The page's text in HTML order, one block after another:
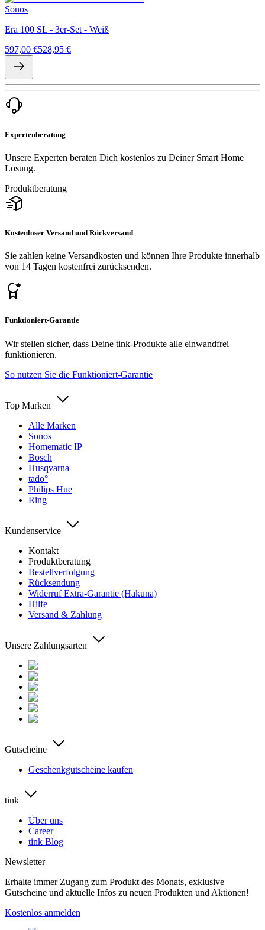
Sonos
Era 100 SL - 3er-Set - Weiß
597,00 €528,95 €
Expertenberatung
Unsere Experten beraten Dich kostenlos zu Deiner Smart Home
Lösung.
Produktberatung
Kostenloser Versand und Rückversand
Sie zahlen keine Versandkosten und können Ihre Produkte innerhalb
von 14 Tagen kostenfrei zurücksenden.
Funktioniert-Garantie
Wir stellen sicher, dass Deine tink-Produkte alle einwandfrei
funktionieren.
So nutzen Sie die Funktioniert-Garantie
Top Marken
Alle Marken
Sonos
Homematic IP
Bosch
Husqvarna
tado°
Philips Hue
Ring
Kundenservice
Kontakt
Produktberatung
Bestellverfolgung
Rücksendung
Widerruf Extra-Garantie (Hakuna)
Hilfe
Versand & Zahlung
Unsere Zahlungsarten
Gutscheine
Geschenkgutscheine kaufen
tink
Über uns
Career
tink Blog
Newsletter
Erhalte immer Zugang zum Produkt des Monats, exklusive
Gutscheine und aktuelle Infos zu neuen Produkten und Aktionen!
Kostenlos anmelden